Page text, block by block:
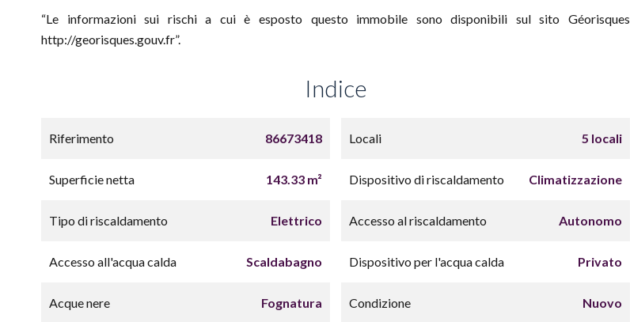
“Le informazioni sui rischi a cui è esposto questo immobile sono disponibili sul sito Géorisques
http://georisques.gouv.fr”.
Indice
Riferimento 86673418 Locali 5 locali
Superficie netta 143.33 m² Dispositivo di riscaldamento Climatizzazione
Tipo di riscaldamento Elettrico Accesso al riscaldamento Autonomo
Accesso all'acqua calda Scaldabagno Dispositivo per l'acqua calda Privato
Acque nere Fognatura Condizione Nuovo